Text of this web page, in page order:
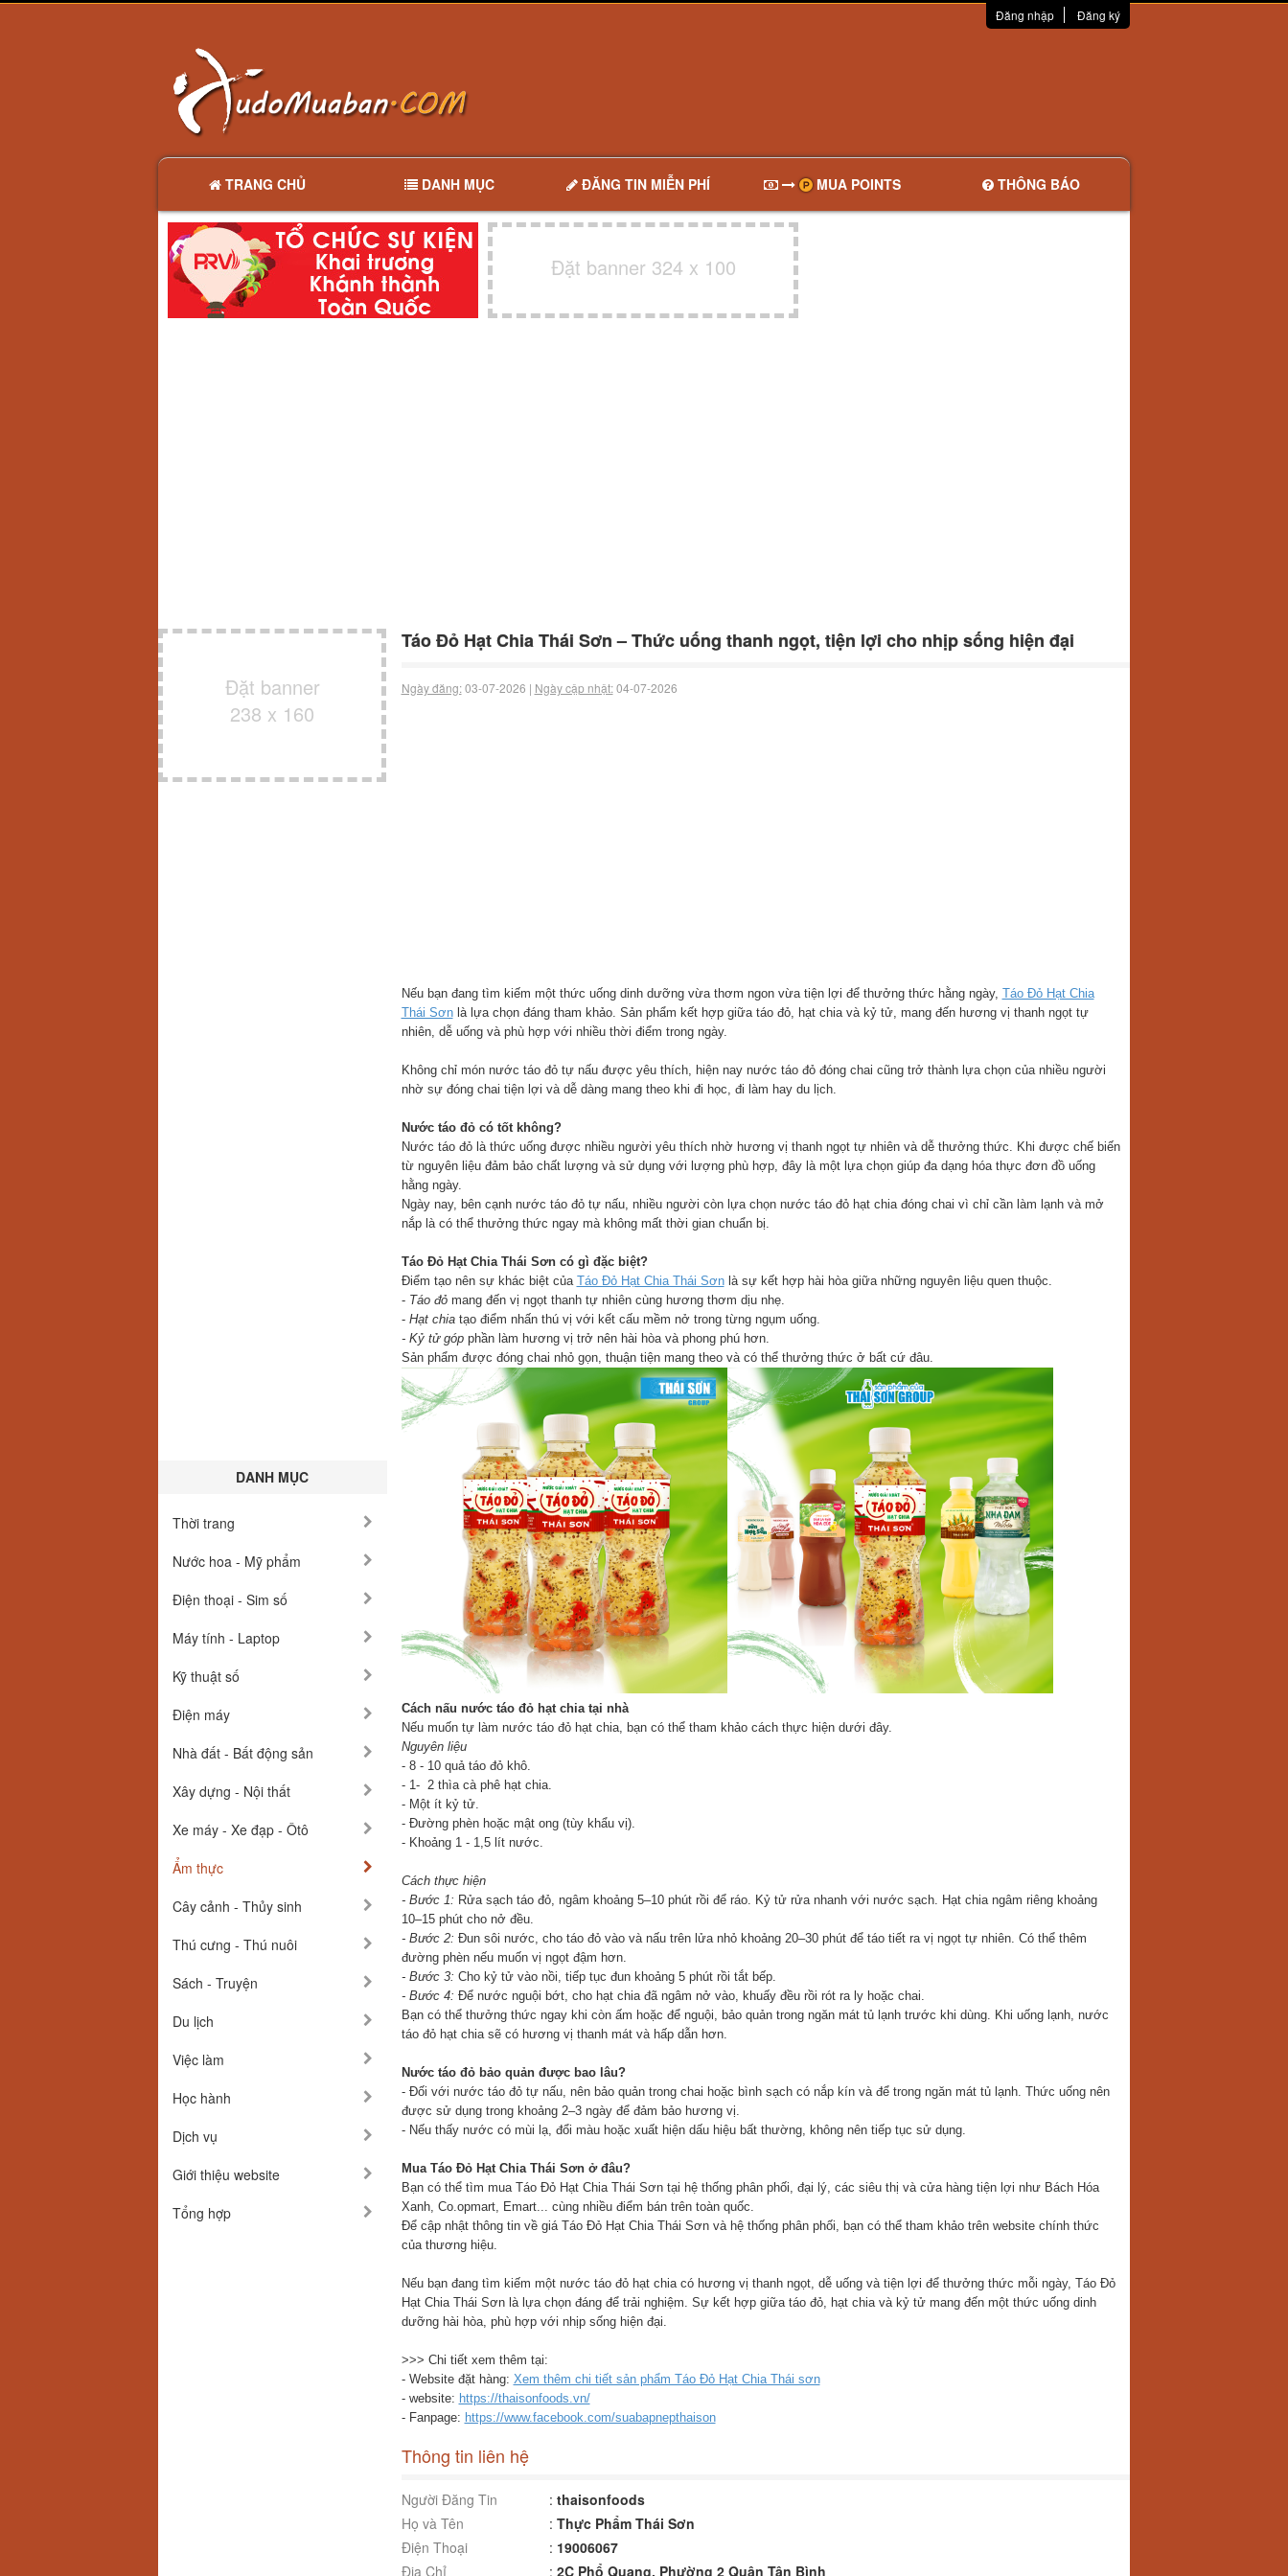
Đăng nhập Đăng ký
TRANG CHỦ DANH MỤC ĐĂNG TIN MIỄN PHÍ MUA POINTS THÔNG BÁO
Đặt banner 324 x 100
Đặt banner
238 x 160
DANH MỤC
Thời trang
Nước hoa - Mỹ phẩm
Điện thoại - Sim số
Máy tính - Laptop
Kỹ thuật số
Điện máy
Nhà đất - Bất động sản
Xây dựng - Nội thất
Xe máy - Xe đạp - Ôtô
Ẩm thực
Cây cảnh - Thủy sinh
Thú cưng - Thú nuôi
Sách - Truyện
Du lịch
Việc làm
Học hành
Dịch vụ
Giới thiệu website
Tổng hợp
Táo Đỏ Hạt Chia Thái Sơn – Thức uống thanh ngọt, tiện lợi cho nhịp sống hiện đại
Ngày đăng:03-07-2026 | Ngày cập nhật:04-07-2026
Nếu bạn đang tìm kiếm một thức uống dinh dưỡng vừa thơm ngon vừa tiện lợi để thưởng thức hằng ngày, Táo Đỏ Hạt Chia
Thái Sơnlà lựa chọn đáng tham khảo. Sản phẩm kết hợp giữa táo đỏ, hạt chia và kỷ tử, mang đến hương vị thanh ngọt tự
nhiên, dễ uống và phù hợp với nhiều thời điểm trong ngày.
Không chỉ món nước táo đỏ tự nấu được yêu thích, hiện nay nước táo đỏ đóng chai cũng trở thành lựa chọn của nhiều người
nhờ sự đóng chai tiện lợi và dễ dàng mang theo khi đi học, đi làm hay du lịch.
Nước táo đỏ có tốt không?
Nước táo đỏ là thức uống được nhiều người yêu thích nhờ hương vị thanh ngọt tự nhiên và dễ thưởng thức. Khi được chế biến
từ nguyên liệu đảm bảo chất lượng và sử dụng với lượng phù hợp, đây là một lựa chọn giúp đa dạng hóa thực đơn đồ uống
hằng ngày.
Ngày nay, bên cạnh nước táo đỏ tự nấu, nhiều người còn lựa chọn nước táo đỏ hạt chia đóng chai vì chỉ cần làm lạnh và mở
nắp là có thể thưởng thức ngay mà không mất thời gian chuẩn bị.
Táo Đỏ Hạt Chia Thái Sơn có gì đặc biệt?
Điểm tạo nên sự khác biệt của Táo Đỏ Hạt Chia Thái Sơnlà sự kết hợp hài hòa giữa những nguyên liệu quen thuộc.
-Táo đỏ mang đến vị ngọt thanh tự nhiên cùng hương thơm dịu nhẹ.
-Hạt chia tạo điểm nhấn thú vị với kết cấu mềm nở trong từng ngụm uống.
- Kỷ tử gópphần làm hương vị trở nên hài hòa và phong phú hơn.
Sản phẩm được đóng chai nhỏ gọn, thuận tiện mang theo và có thể thưởng thức ở bất cứ đâu.
Cách nấu nước táo đỏ hạt chia tại nhà
Nếu muốn tự làm nước táo đỏ hạt chia, bạn có thể tham khảo cách thực hiện dưới đây.
Nguyên liệu
- 8 - 10 quả táo đỏ khô.
- 1- 2 thìa cà phê hạt chia.
- Một ít kỷ tử.
- Đường phèn hoặc mật ong (tùy khẩu vị).
- Khoảng 1 - 1,5 lít nước.
Cách thực hiện
- Bước 1: Rửa sạch táo đỏ, ngâm khoảng 5–10 phút rồi để ráo. Kỷ tử rửa nhanh với nước sạch. Hạt chia ngâm riêng khoảng
10–15 phút cho nở đều.
- Bước 2: Đun sôi nước, cho táo đỏ vào và nấu trên lửa nhỏ khoảng 20–30 phút để táo tiết ra vị ngọt tự nhiên. Có thể thêm
đường phèn nếu muốn vị ngọt đậm hơn.
- Bước 3: Cho kỷ tử vào nồi, tiếp tục đun khoảng 5 phút rồi tắt bếp.
- Bước 4: Để nước nguội bớt, cho hạt chia đã ngâm nở vào, khuấy đều rồi rót ra ly hoặc chai.
Bạn có thể thưởng thức ngay khi còn ấm hoặc để nguội, bảo quản trong ngăn mát tủ lạnh trước khi dùng. Khi uống lạnh, nước
táo đỏ hạt chia sẽ có hương vị thanh mát và hấp dẫn hơn.
Nước táo đỏ bảo quản được bao lâu?
- Đối với nước táo đỏ tự nấu, nên bảo quản trong chai hoặc bình sạch có nắp kín và để trong ngăn mát tủ lạnh. Thức uống nên
được sử dụng trong khoảng 2–3 ngày để đảm bảo hương vị.
- Nếu thấy nước có mùi lạ, đổi màu hoặc xuất hiện dấu hiệu bất thường, không nên tiếp tục sử dụng.
Mua Táo Đỏ Hạt Chia Thái Sơn ở đâu?
Bạn có thể tìm mua Táo Đỏ Hạt Chia Thái Sơn tại hệ thống phân phối, đại lý, các siêu thị và cửa hàng tiện lợi như Bách Hóa
Xanh, Co.opmart, Emart... cùng nhiều điểm bán trên toàn quốc.
Để cập nhật thông tin về giá Táo Đỏ Hạt Chia Thái Sơn và hệ thống phân phối, bạn có thể tham khảo trên website chính thức
của thương hiệu.
Nếu bạn đang tìm kiếm một nước táo đỏ hạt chia có hương vị thanh ngọt, dễ uống và tiện lợi để thưởng thức mỗi ngày, Táo Đỏ
Hạt Chia Thái Sơn là lựa chọn đáng để trải nghiệm. Sự kết hợp giữa táo đỏ, hạt chia và kỷ tử mang đến một thức uống dinh
dưỡng hài hòa, phù hợp với nhịp sống hiện đại.
>>> Chi tiết xem thêm tại:
- Website đặt hàng: Xem thêm chi tiết sản phẩm Táo Đỏ Hạt Chia Thái sơn
- website: https://thaisonfoods.vn/
- Fanpage: https://www.facebook.com/suabapnepthaison
Thông tin liên hệ
Người Đăng Tin : thaisonfoods
Họ và Tên
: Thực Phẩm Thái Sơn
Điện Thoại
: 19006067
Địa Chỉ
: 2C Phổ Quang, Phường 2 Quận Tân Bình